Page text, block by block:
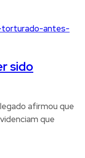
sido
afirmou que
que